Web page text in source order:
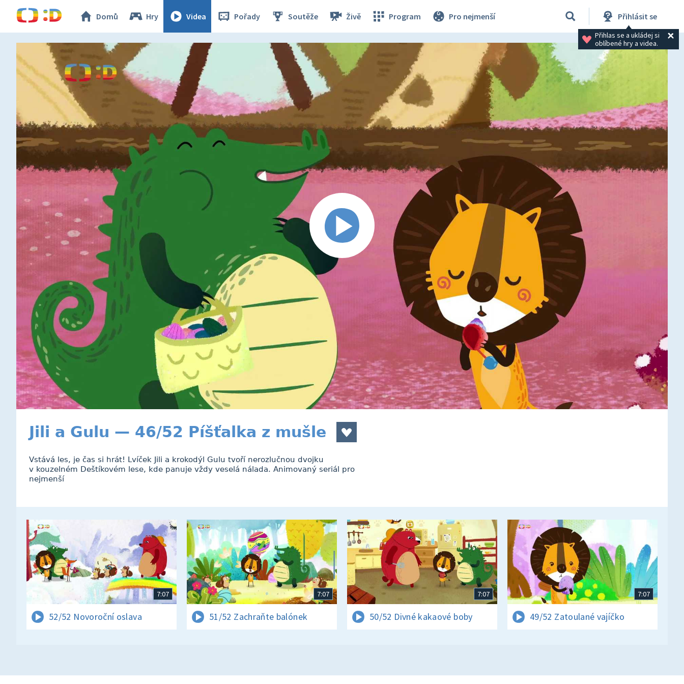
Domů Hry Videa Pořady Soutěže Živě Program Pro nejmenší Přihlásit se
Přihlas se a ukládej si
oblíbené hry a videa.
Jili a Gulu — 46/52 Píšťalka z mušle
Vstává les, je čas si hrát! Lvíček Jili a krokodýl Gulu tvoří nerozlučnou dvojku
v kouzelném Deštíkovém lese, kde panuje vždy veselá nálada. Animovaný seriál pro
nejmenší
7:07
52/52 Novoroční oslava
7:07
51/52 Zachraňte balónek
7:07
50/52 Divné kakaové boby
7:07
49/52 Zatoulané vajíčko